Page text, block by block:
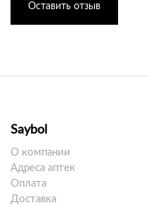
Оставить отзыв
Saybol
О компании
Адреса аптек
Оплата
Доставка